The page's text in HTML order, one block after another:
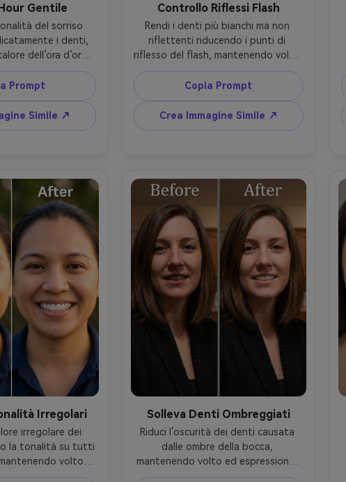
Gentile
del sorriso
i denti,
dell’ora d’oro,
originali,
della luce
dello sfondo, evita
eccessivo,
coerenti --ar 4:5
Prompt
Simile ↗
Controllo Riflessi Flash
Rendi i denti più bianchi ma non
riflettenti riducendo i punti di
riflesso del flash, mantenendo volto
e posa, dettagli dell’outfit, sfondo
originale e aspetto illuminato dal
flash, mantieni bordi e texture dei
denti --ar 4:5
Copia Prompt
Crea Immagine Simile ↗
Irregolari
irregolare dei
la tonalità su tutti
volto,
dell’outfit,
Solleva Denti Ombreggiati
Riduci l’oscurità dei denti causata
dalle ombre della bocca,
mantenendo volto ed espressione,
acconciatura originale, direzione